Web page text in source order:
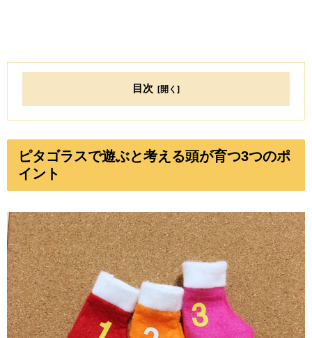
目次
ピタゴラスで遊ぶと考える頭が育つ3つのポ
イント